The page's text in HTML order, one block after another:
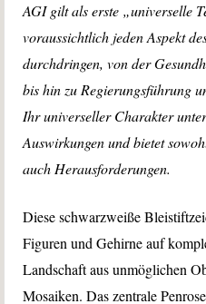
AGI gilt als erste „universelle
voraussichtlich jeden Aspekt
durchdringen, von der
bis hin zu Regierungsführung
Ihr universeller Charakter
Auswirkungen und bietet
auch Herausforderungen.
Diese schwarzweiße
Figuren und Gehirne auf
Landschaft aus unmöglichen
Mosaiken. Das zentrale